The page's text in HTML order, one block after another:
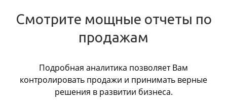
Смотрите мощные отчеты по
продажам
Подробная аналитика позволяет Вам
контролировать продажи и принимать верные
решения в развитии бизнеса.